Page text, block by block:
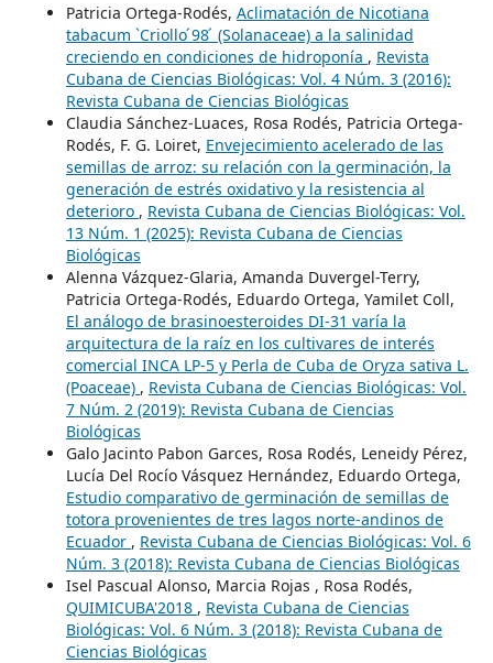
Patricia Ortega-Rodés, Aclimatación de Nicotiana
tabacum `Criollo ́98 ́ (Solanaceae) a la salinidad
creciendo en condiciones de hidroponía , Revista
Cubana de Ciencias Biológicas: Vol. 4 Núm. 3 (2016):
Revista Cubana de Ciencias Biológicas
Claudia Sánchez-Luaces, Rosa Rodés, Patricia Ortega-
Rodés, F. G. Loiret, Envejecimiento acelerado de las
semillas de arroz: su relación con la germinación, la
generación de estrés oxidativo y la resistencia al
deterioro , Revista Cubana de Ciencias Biológicas: Vol.
13 Núm. 1 (2025): Revista Cubana de Ciencias
Biológicas
Alenna Vázquez-Glaria, Amanda Duvergel-Terry,
Patricia Ortega-Rodés, Eduardo Ortega, Yamilet Coll,
El análogo de brasinoesteroides DI-31 varía la
arquitectura de la raíz en los cultivares de interés
comercial INCA LP-5 y Perla de Cuba de Oryza sativa L.
(Poaceae) , Revista Cubana de Ciencias Biológicas: Vol.
7 Núm. 2 (2019): Revista Cubana de Ciencias
Biológicas
Galo Jacinto Pabon Garces, Rosa Rodés, Leneidy Pérez,
Lucía Del Rocío Vásquez Hernández, Eduardo Ortega,
Estudio comparativo de germinación de semillas de
totora provenientes de tres lagos norte-andinos de
Ecuador , Revista Cubana de Ciencias Biológicas: Vol. 6
Núm. 3 (2018): Revista Cubana de Ciencias Biológicas
Isel Pascual Alonso, Marcia Rojas , Rosa Rodés,
QUIMICUBA'2018 , Revista Cubana de Ciencias
Biológicas: Vol. 6 Núm. 3 (2018): Revista Cubana de
Ciencias Biológicas